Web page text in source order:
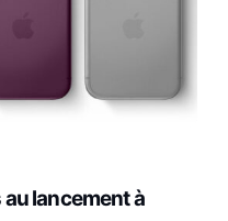
lancement à